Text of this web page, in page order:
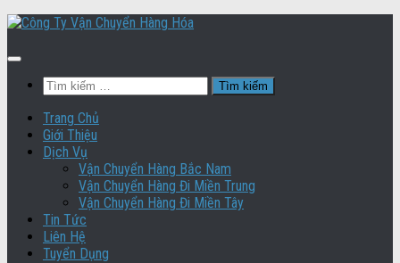
Skip
content
Tìm
kiếm
cho:
Trang Chủ
Giới Thiệu
Dịch Vụ
Vận Chuyển Hàng Bắc Nam
Vận Chuyển Hàng Đi Miền Trung
Vận Chuyển Hàng Đi Miền Tây
Tin Tức
Liên Hệ
Tuyển Dụng